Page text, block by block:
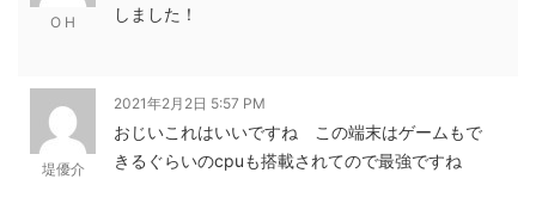
O H
しました！
堤優介
2021年2月2日 5:57 PM
おじいこれはいいですね この端末はゲームもで
きるぐらいのcpuも搭載されてので最強ですね